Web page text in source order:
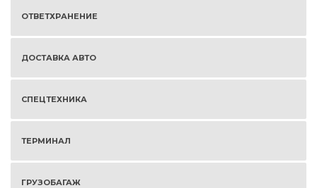
ОТВЕТХРАНЕНИЕ
ДОСТАВКА АВТО
СПЕЦТЕХНИКА
ТЕРМИНАЛ
ГРУЗОБАГАЖ